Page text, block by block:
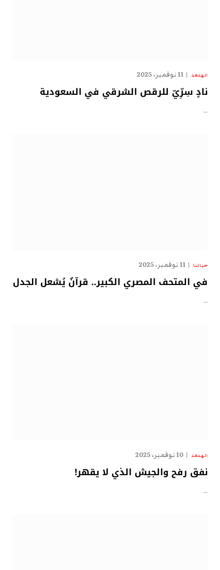
الهدهد 11 نوفمبر، 2025
نادٍ سِرِّيّ للرقص الشرقي في السعودية
…
حياتنا 11 نوفمبر، 2025
في المتحف المصري الكبير.. قرآنٌ يُشعل الجدل
…
الهدهد 10 نوفمبر، 2025
نفق رفح والجيش الذي لا يقهر!
…